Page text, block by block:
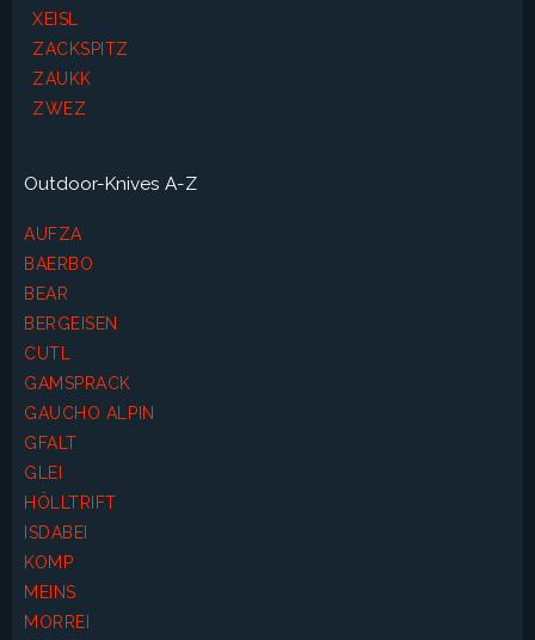
XEISL
ZACKSPITZ
ZAUKK
ZWEZ
Outdoor-Knives A-Z
AUFZA
BAERBO
BEAR
BERGEISEN
CUTL
GAMSPRACK
GAUCHO ALPIN
GFALT
GLEI
HÖLLTRIFT
ISDABEI
KOMP
MEINS
MORREI